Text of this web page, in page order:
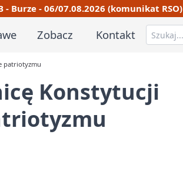
- Burze - 06/07.08.2026 (komunikat RSO)
Zobacz Kontakt
patriotyzmu
Konstytucji